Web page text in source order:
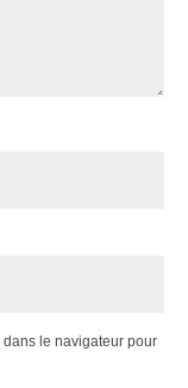
le navigateur pour